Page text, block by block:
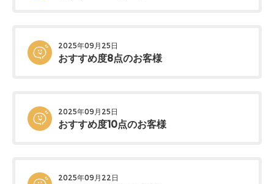
2025年09月25日
おすすめ度8点のお客様
2025年09月25日
おすすめ度10点のお客様
2025年09月22日